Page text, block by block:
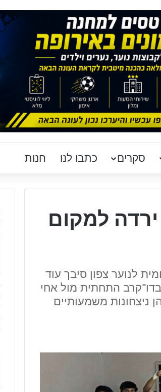
סקרים כתבו לנו חנות
למקום
לנוער צפון סיבך עוד
התחתית מול אחי
ניצחונות משמעותיים